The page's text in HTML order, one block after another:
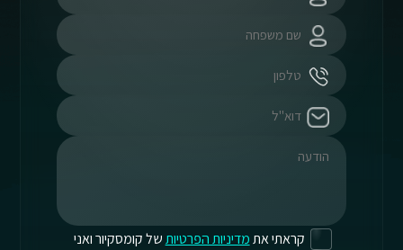
קראתי אתמדיניות הפרטיותשל קומסקיור ואני